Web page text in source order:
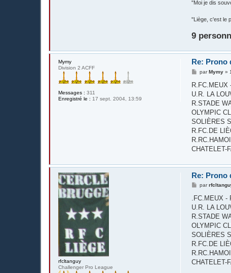
"Moi je dis
"Liège, c'est le
9
Mymy
Division 2 ACFF
Messages : 311
Enregistré le : 17 sept. 2004, 13:59
Re: Prono
M
s
a
g
parMymy »
U.R. LA
R.STADE
OLYMPIC
SOLIÈRES
R.FC.DE
rfcltanguy
Challenger Pro League
Re: Prono
M
s
a
g
par
.FC.MEUX
U.R. LA
R.STADE
OLYMPIC
SOLIÈRES
R.FC.DE